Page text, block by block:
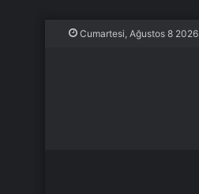
Cumartesi, Ağustos 8 2026